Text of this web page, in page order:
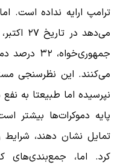
ترامپ ارایه نداده است.
می‌کنند. این نظر‌سنجی
نپرسیده اما طبیعتا به
پایه دموکرات‌ها بیشتر
تمایل نشان دهند،
کرد. اما، جمع‌بندی‌های